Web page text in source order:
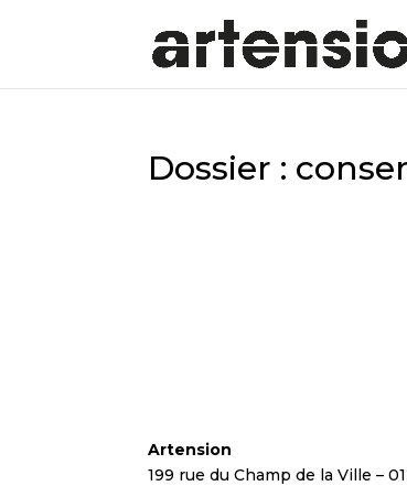
Dossier :
Artension
199 rue du Champ de la Ville –